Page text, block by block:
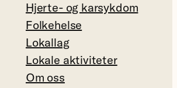
Hjerte- og karsykdom
Folkehelse
Lokallag
Lokale aktiviteter
Om oss